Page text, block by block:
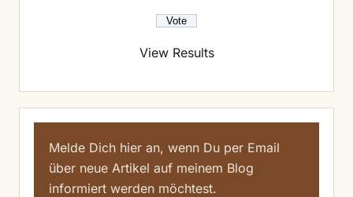
View Results
Melde Dich hier an, wenn Du per Email
über neue Artikel auf meinem Blog
informiert werden möchtest.